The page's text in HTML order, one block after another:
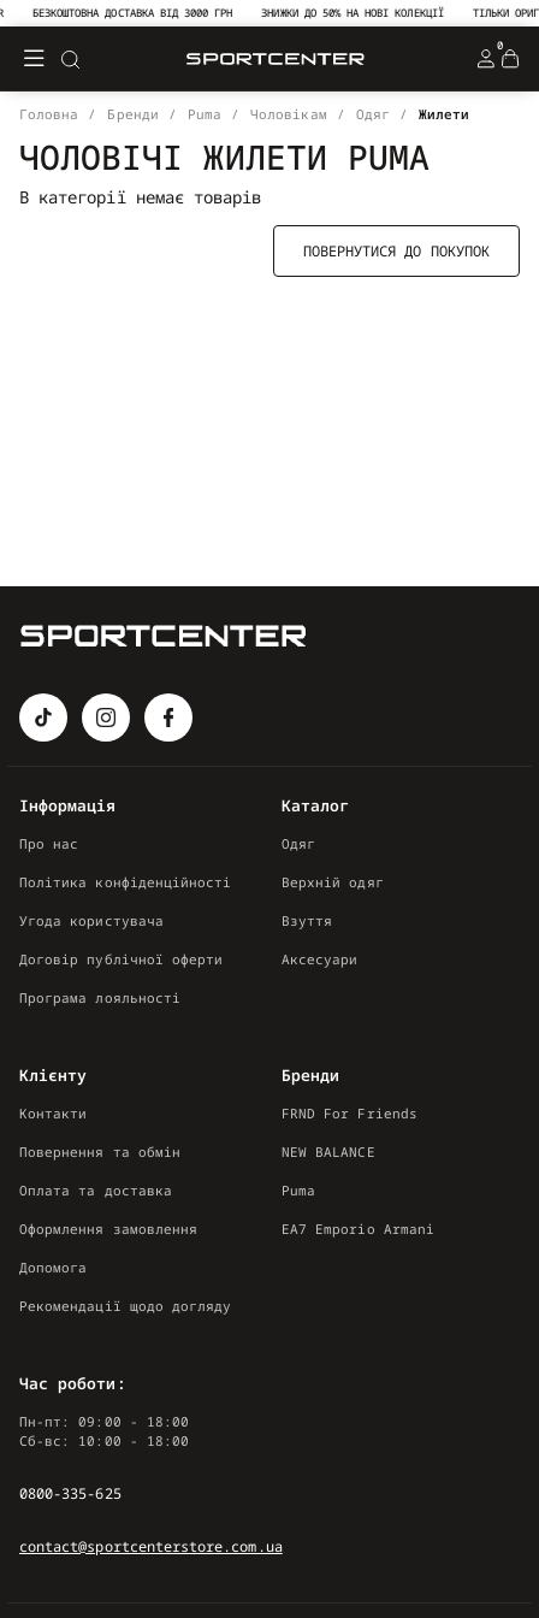
БЕЗКОШТОВНА ДОСТАВКА ВІД 3000 ГРН ЗНИЖКИ ДО 50% НА НОВІ КОЛЕКЦІЇ ТІЛЬКИ
0
Головна Бренди Puma Чоловікам Одяг Жилети
ЧОЛОВІЧІ ЖИЛЕТИ PUMA
В категорії немає товарів
ПОВЕРНУТИСЯ ДО ПОКУПОК
Каталог
Одяг
Верхній одяг
Взуття
Аксесуари
Інформація
Про нас
Політика конфіденційності
Угода користувача
Договір публічної оферти
Програма лояльності
Клієнту
Контакти
Повернення та обмін
Оплата та доставка
Оформлення замовлення
Допомога
Рекомендації щодо догляду
Бренди
FRND For Friends
NEW BALANCE
Puma
EA7 Emporio Armani
Час роботи:
Пн-пт: 09:00 - 18:00
Сб-вс: 10:00 - 18:00
0800-335-625
contact@sportcenterstore.com.ua